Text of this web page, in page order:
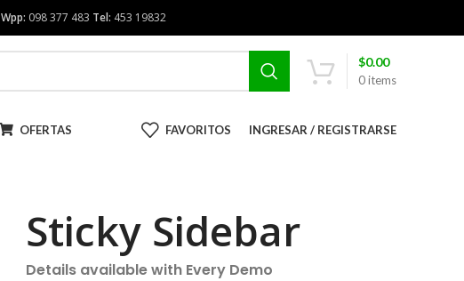
Wpp: 098 377 483 Tel: 453 19832
0items
$0.00
OFERTAS FAVORITOS INGRESAR / REGISTRARSE
Sticky Sidebar
Details available with Every Demo